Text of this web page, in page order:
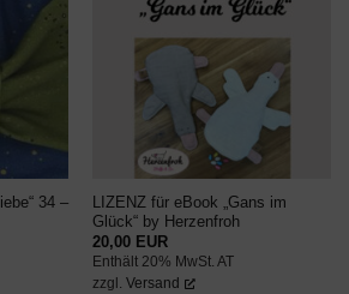
34 –
AUF DEN
LIZENZ für eBook „Gans im
Glück“ by Herzenfroh
20,00 EUR
Enthält 20% MwSt. AT
zzgl. Versand